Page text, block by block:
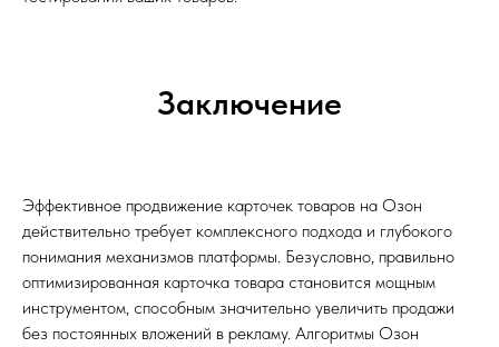
Заключение
Эффективное продвижение карточек товаров на Озон
действительно требует комплексного подхода и глубокого
понимания механизмов платформы. Безусловно, правильно
оптимизированная карточка товара становится мощным
инструментом, способным значительно увеличить продажи
без постоянных вложений в рекламу. Алгоритмы Озон